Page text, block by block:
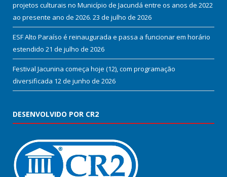
projetos culturais no Município de Jacundá entre os anos de 2022
ao presente ano de 2026. 23 de julho de 2026
ESF Alto Paraíso é reinaugurada e passa a funcionar em horário
estendido 21 de julho de 2026
Festival Jacunina começa hoje (12), com programação
diversificada 12 de junho de 2026
DESENVOLVIDO POR CR2